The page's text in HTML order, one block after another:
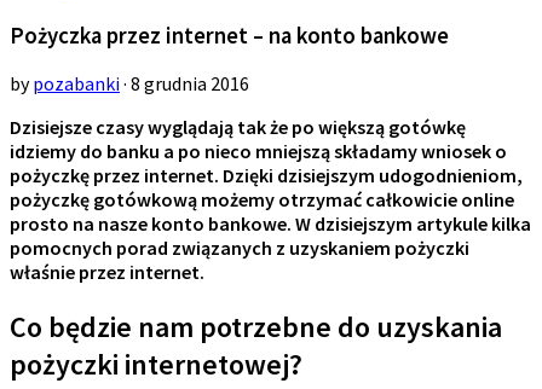
Pożyczka przez internet – na konto bankowe
bypozabanki· 8 grudnia 2016
Dzisiejsze czasy wyglądają tak że po większą gotówkę
idziemy do banku a po nieco mniejszą składamy wniosek o
pożyczkę przez internet. Dzięki dzisiejszym udogodnieniom,
pożyczkę gotówkową możemy otrzymać całkowicie online
prosto na nasze konto bankowe. W dzisiejszym artykule kilka
pomocnych porad związanych z uzyskaniem pożyczki
właśnie przez internet.
Co będzie nam potrzebne do uzyskania
pożyczki internetowej?